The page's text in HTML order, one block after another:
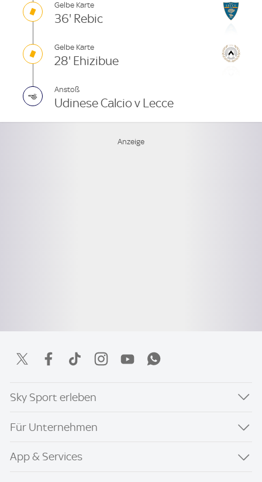
Gelbe Karte
36' Rebic
Gelbe Karte
28' Ehizibue
Anstoß
Udinese Calcio v Lecce
Sky Sport erleben
Für Unternehmen
App & Services